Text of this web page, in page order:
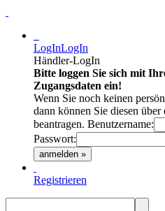
LogInLogIn
Händler-LogIn
Bitte loggen Sie sich mit
Zugangsdaten ein!
Wenn Sie noch keinen
dann können Sie diesen
beantragen. Benutzername:
Passwort:
anmelden »
Registrieren